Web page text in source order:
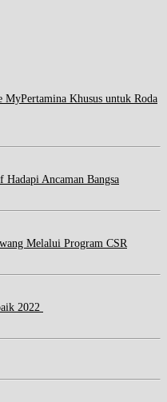
Khusus untuk Roda
Ancaman Bangsa
Melalui Program CSR
2022